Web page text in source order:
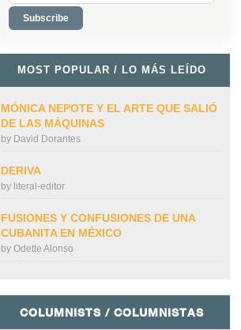
MOST POPULAR / LO MÁS LEÍDO
MÓNICA NEPOTE Y EL ARTE QUE SALIÓ
DE LAS MÁQUINAS
by David Dorantes
DERIVA
by literal-editor
FUSIONES Y CONFUSIONES DE UNA
CUBANITA EN MÉXICO
by Odette Alonso
COLUMNISTS / COLUMNISTAS